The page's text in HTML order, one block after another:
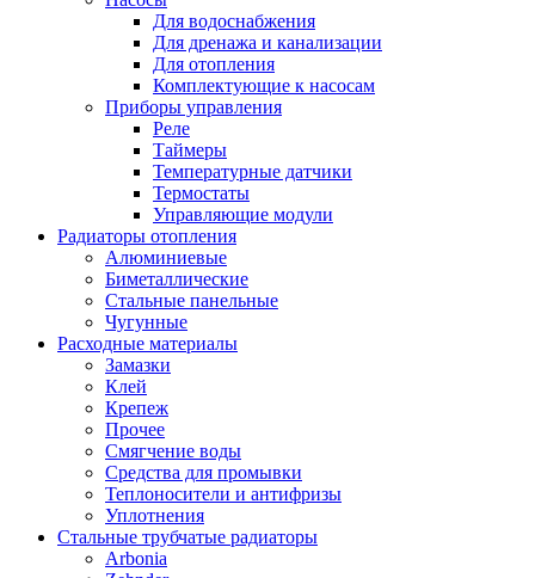
Для водоснабжения
Для дренажа и канализации
Для отопления
Комплектующие к насосам
Приборы управления
Реле
Таймеры
Температурные датчики
Термостаты
Управляющие модули
Радиаторы отопления
Алюминиевые
Биметаллические
Стальные панельные
Чугунные
Расходные материалы
Замазки
Клей
Крепеж
Прочее
Смягчение воды
Средства для промывки
Теплоносители и антифризы
Уплотнения
Стальные трубчатые радиаторы
Arbonia